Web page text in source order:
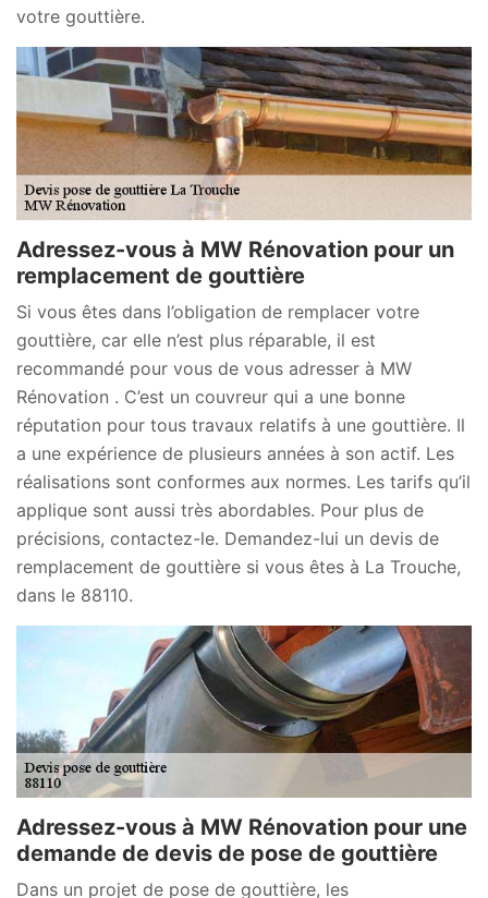
votre gouttière.
Adressez-vous à MW Rénovation pour un
remplacement de gouttière
Si vous êtes dans l’obligation de remplacer votre
gouttière, car elle n’est plus réparable, il est
recommandé pour vous de vous adresser à MW
Rénovation . C’est un couvreur qui a une bonne
réputation pour tous travaux relatifs à une gouttière. Il
a une expérience de plusieurs années à son actif. Les
réalisations sont conformes aux normes. Les tarifs qu’il
applique sont aussi très abordables. Pour plus de
précisions, contactez-le. Demandez-lui un devis de
remplacement de gouttière si vous êtes à La Trouche,
dans le 88110.
Adressez-vous à MW Rénovation pour une
demande de devis de pose de gouttière
Dans un projet de pose de gouttière, les